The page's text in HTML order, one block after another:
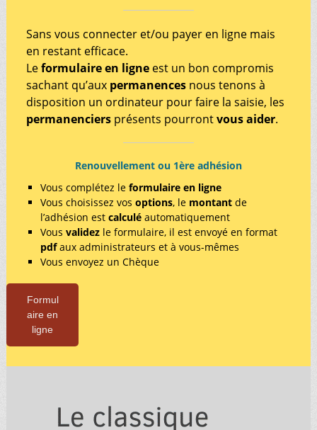
Sans vous connecter et/ou payer en ligne mais
en restant efficace.
Leformulaire en ligneest un bon compromis
sachant qu’aux permanences nous tenons à
disposition un ordinateur pour faire la saisie, les
permanenciersprésents pourrontvousaider.
Renouvellement ou 1ère adhésion
Vous complétez le formulaire en ligne
Vous choisissez vos options, le montant de
l’adhésion est calculé automatiquement
Vous validez le formulaire, il est envoyé en format
pdfaux administrateurs et à vous-mêmes
Vous envoyez un Chèque
Formul
aire en
ligne